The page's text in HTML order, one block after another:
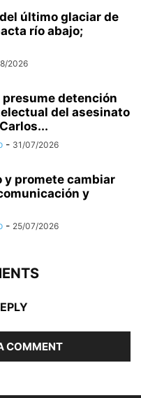
último glaciar de
río abajo;
2026
detención
del asesinato
- 31/07/2026
y promete cambiar
y
- 25/07/2026
COMMENT